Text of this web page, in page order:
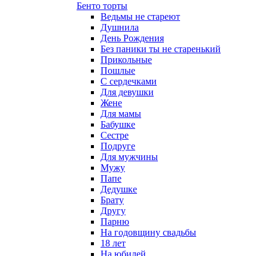
Бенто торты
Ведьмы не стареют
Душнила
День Рождения
Без паники ты не старенький
Прикольные
Пошлые
С сердечками
Для девушки
Жене
Для мамы
Бабушке
Сестре
Подруге
Для мужчины
Мужу
Папе
Дедушке
Брату
Другу
Парню
На годовщину свадьбы
18 лет
На юбилей